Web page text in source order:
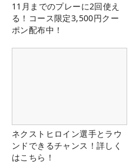
11月までのプレーに2回使え
る！コース限定3,500円クー
ポン配布中！
ネクストヒロイン選手とラウ
ンドできるチャンス！詳しく
はこちら！